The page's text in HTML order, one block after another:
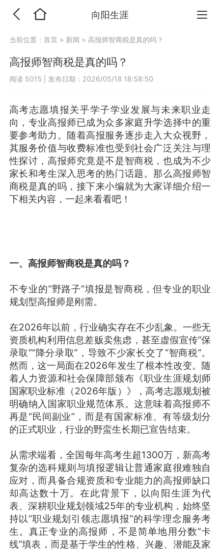
向阳生涯
当前位置：首页 > 新闻 > 高报师智商税是真的吗？
高报师智商税是真的吗？
阅读 5015 发布日期：2026/05/18 18:58:50
高考志愿填报关乎学子学业发展与未来职业走
向，专业高报师已成为众多家庭升学选择中的重
要参考助力。随着高报服务逐步走入大众视野，
其服务价值与收费标准也受到社会广泛关注与理
性探讨，高报师究竟是不是智商税，也成为不少
家长和考生深入思考的热门话题。那么高报师智
商税是真的吗，接下来小编就为大家详细介绍一
下相关内容，一起来看看吧！
一、高报师智商税是真的吗？
不专业的“野路子”填报是智商税，但专业的职业
规划型高报师是刚需。
在2026年以前，行业确实存在不少乱象。一些无
资质机构利用信息差贩卖焦虑，甚至虚假宣传“保
录取”“降分录取”，导致不少家长交了“智商税”。
然而，这一局面在2026年发生了根本性改变。随
着人力资源和社会保障部颁布《职业生涯规划师
国家职业标准（2026年版）》，高考志愿规划被
明确纳入国家职业规范体系。这意味着高报师不
再是“民间副业”，而是有国家标准、有等级划分
的正式职业，行业的野蛮生长期已宣告结束。
从需求端看，全国每年高考生超1300万，新高考
复杂的选科规则与填报逻辑让普通家庭很难独自
应对，而具备合规资质和专业能力的高报师缺口
却高达数十万。在此背景下，以向阳生涯为代
表、深耕职业规划领域25年的专业机构，始终坚
持以“职业规划引领志愿填报”的科学理念服务考
生。真正专业的高报师，不是简单地用分数“卡
线”填表，而是基于学生的性格、兴趣、潜能及家